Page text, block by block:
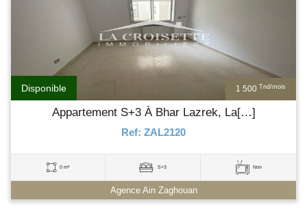
1 500 Tnd/mois
Disponible
Appartement S+3 À Bhar Lazrek, La[…]
Ref: ZAL2120
0 m² S+3 Non
Agence Ain Zaghouan